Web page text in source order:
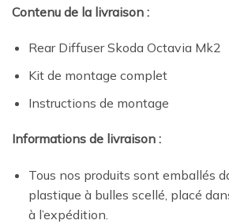
Contenu de la livraison :
Rear Diffuser Skoda Octavia Mk2
Kit de montage complet
Instructions de montage
Informations de livraison :
Tous nos produits sont emballés
plastique à bulles scellé, placé
à l’expédition.